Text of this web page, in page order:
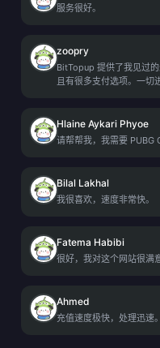
服务很好。
zoopry
BitTopup 提供了我见过
且有很多支付选项。一切
Hlaine Aykari Phyoe
请帮帮我，我需要 PUBG
Bilal Lakhal
我很喜欢，速度非常快。
Fatema Habibi
很好，我对这个网站很满意
Ahmed
充值速度极快，处理迅速。